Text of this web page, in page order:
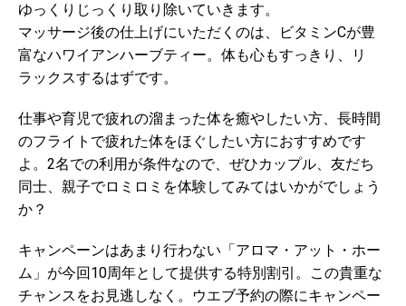
ゆっくりじっくり取り除いていきます。
マッサージ後の仕上げにいただくのは、ビタミンCが豊
富なハワイアンハーブティー。体も心もすっきり、リ
ラックスするはずです。
仕事や育児で疲れの溜まった体を癒やしたい方、長時間
のフライトで疲れた体をほぐしたい方におすすめです
よ。2名での利用が条件なので、ぜひカップル、友だち
同士、親子でロミロミを体験してみてはいかがでしょう
か？
キャンペーンはあまり行わない「アロマ・アット・ホー
ム」が今回10周年として提供する特別割引。この貴重な
チャンスをお見逃しなく。ウエブ予約の際にキャンペー